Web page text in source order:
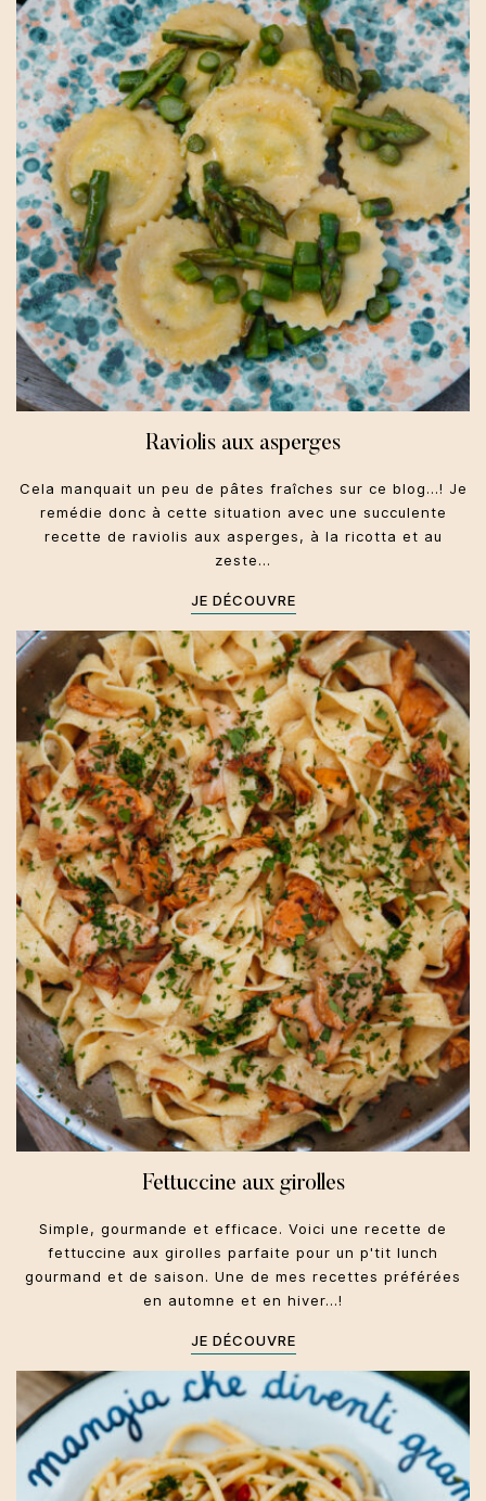
Printemps
Raviolis aux asperges
Cela manquait un peu de pâtes fraîches sur ce blog...! Je
remédie donc à cette situation avec une succulente
recette de raviolis aux asperges, à la ricotta et au
zeste…
JE DÉCOUVRE
Toscane
Primi
Automne
Fettuccine aux girolles
Simple, gourmande et efficace. Voici une recette de
fettuccine aux girolles parfaite pour un p'tit lunch
gourmand et de saison. Une de mes recettes préférées
en automne et en hiver...!
JE DÉCOUVRE
Sicile
Primi